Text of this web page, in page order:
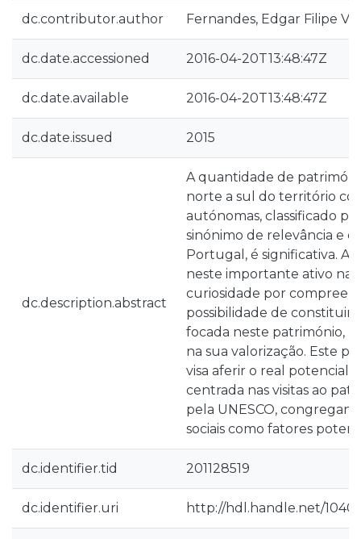
dc.contributor.author Fernandes, Edgar Filipe
dc.date.accessioned 2016-04-20T13:48:47Z
dc.date.available 2016-04-20T13:48:47Z
dc.date.issued 2015
dc.description.abstract
A quantidade de
norte a sul do território
autónomas, classificado
sinónimo de relevância e
Portugal, é significativa. A
neste importante ativo
curiosidade por
possibilidade de constituir
focada neste património,
na sua valorização. Este
visa aferir o real potencial
centrada nas visitas ao
pela UNESCO,
sociais como fatores
dc.identifier.tid 201128519
dc.identifier.uri http://hdl.handle.net/